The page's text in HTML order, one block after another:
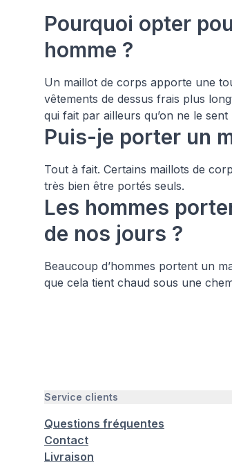
Pourquoi opter
homme ?
Un maillot de corps apporte une
vêtements de dessus frais plus
qui fait par ailleurs qu’on ne le
Puis-je porter un
Tout à fait. Certains maillots de
très bien être portés seuls.
Les hommes
de nos jours ?
Beaucoup d’hommes portent un
que cela tient chaud sous une
Service clients
Questions fréquentes
Contact
Livraison